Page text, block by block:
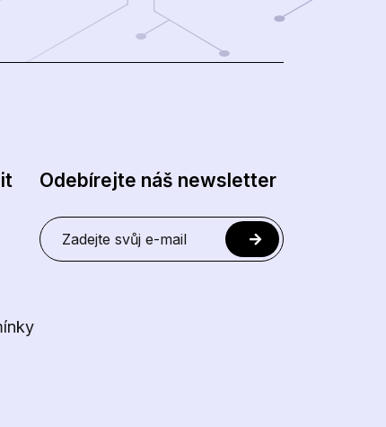
Odebírejte náš newsletter